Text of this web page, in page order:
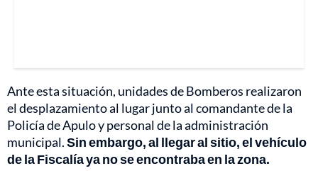
Ante esta situación, unidades de Bomberos realizaron
el desplazamiento al lugar junto al comandante de la
Policía de Apulo y personal de la administración
municipal.Sin embargo, al llegar al sitio, el vehículo
de la Fiscalía ya no se encontraba en la zona.